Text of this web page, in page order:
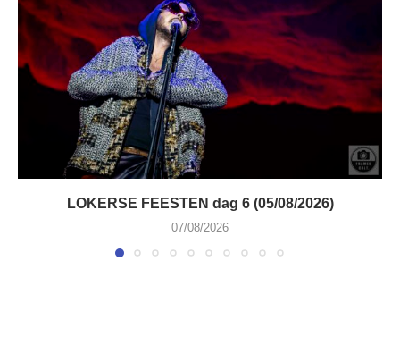
LOKERSE FEESTEN dag 6 (05/08/2026)
07/08/2026